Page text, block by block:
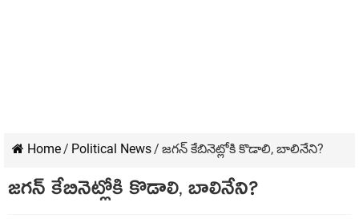
Home/ Political News/ జగన్ కేబినెట్లోకి కొడాలి, బాలినేని?
జగన్ కేబినెట్లోకి కొడాలి, బాలినేని?